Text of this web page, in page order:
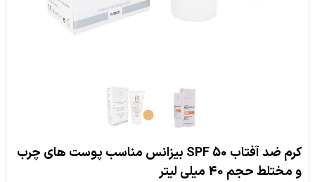
کرم ضد آفتاب SPF 50 بیزانس مناسب پوست های چرب
و مختلط حجم 40 میلی لیتر